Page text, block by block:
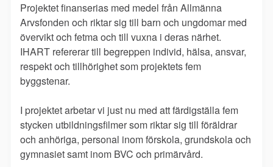
Projektet finanserias med medel från Allmänna
Arvsfonden och riktar sig till barn och ungdomar med
övervikt och fetma och till vuxna i deras närhet.
IHART refererar till begreppen individ, hälsa, ansvar,
respekt och tillhörighet som projektets fem
byggstenar.
I projektet arbetar vi just nu med att färdigställa fem
stycken utbildningsfilmer som riktar sig till föräldrar
och anhöriga, personal inom förskola, grundskola och
gymnasiet samt inom BVC och primärvård.